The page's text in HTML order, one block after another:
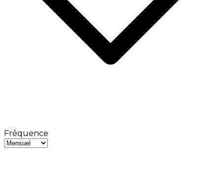
Fréquence